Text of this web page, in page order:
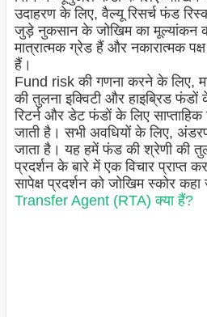
उदाहरण के लिए, वैल्यू रिसर्च फंड
जुड़े नुकसान के जोखिम का मूल्यांकन
मात्रात्मक ग्रेड हैं और नकारात्मक
हैं।
Fund risk की गणना करने के लिए,
की तुलना इक्विटी और हाइब्रिड
रिटर्न और डेट फंडों के लिए
जाती है। सभी अवधियों के लिए,
जाता है। यह हमें फंड की श्रेणी की
प्रदर्शन के बारे में एक विचार
सापेक्ष प्रदर्शन को जोखिम स्कोर कहा
Transfer Agent (RTA) क्या हैं?